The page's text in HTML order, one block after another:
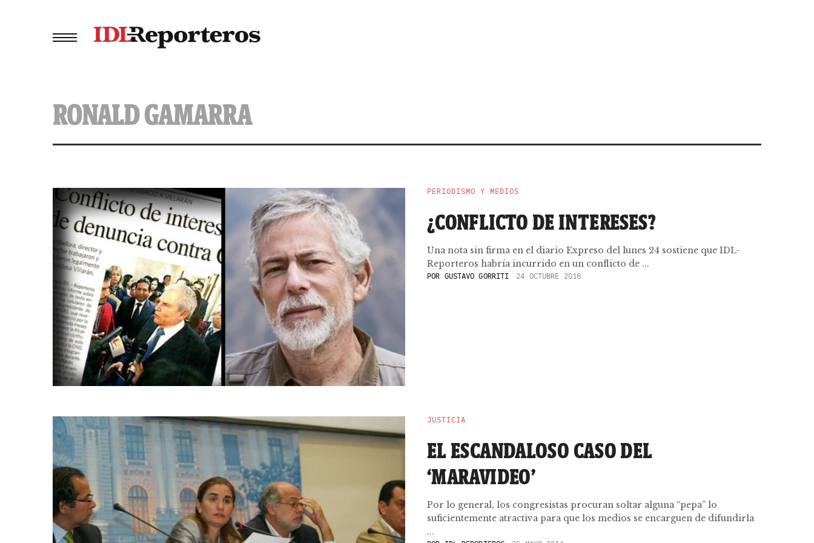
RONALD GAMARRA
PERIODISMO Y MEDIOS
¿CONFLICTO DE INTERESES?
Una nota sin firma en el diario Expreso del lunes 24 sostiene que IDL-
Reporteros habría incurrido en un conflicto de ...
POR GUSTAVO GORRITI 24 OCTUBRE 2016
JUSTICIA
EL ESCANDALOSO CASO DEL
‘MARAVIDEO’
Por lo general, los congresistas procuran soltar alguna “pepa” lo
suficientemente atractiva para que los medios se encarguen de difundirla
...